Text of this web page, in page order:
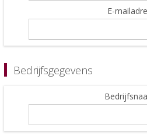
E-
Bedrijfsgegevens